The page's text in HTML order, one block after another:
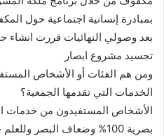
بمبادرة إنسانية اجتماعية حول
بعد وصولي النهائيات قررت
تجسيد مشروع ابصار
ومن هم الفئات أو الأشخاص
الخدمات التي تقدمها الجمعية؟
الأشخاص المستفيدون من خدمات
بصرية 100% وضعاف البصر